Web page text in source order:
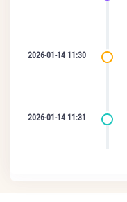
2026-01-14 11:30
2026-01-14 11:31